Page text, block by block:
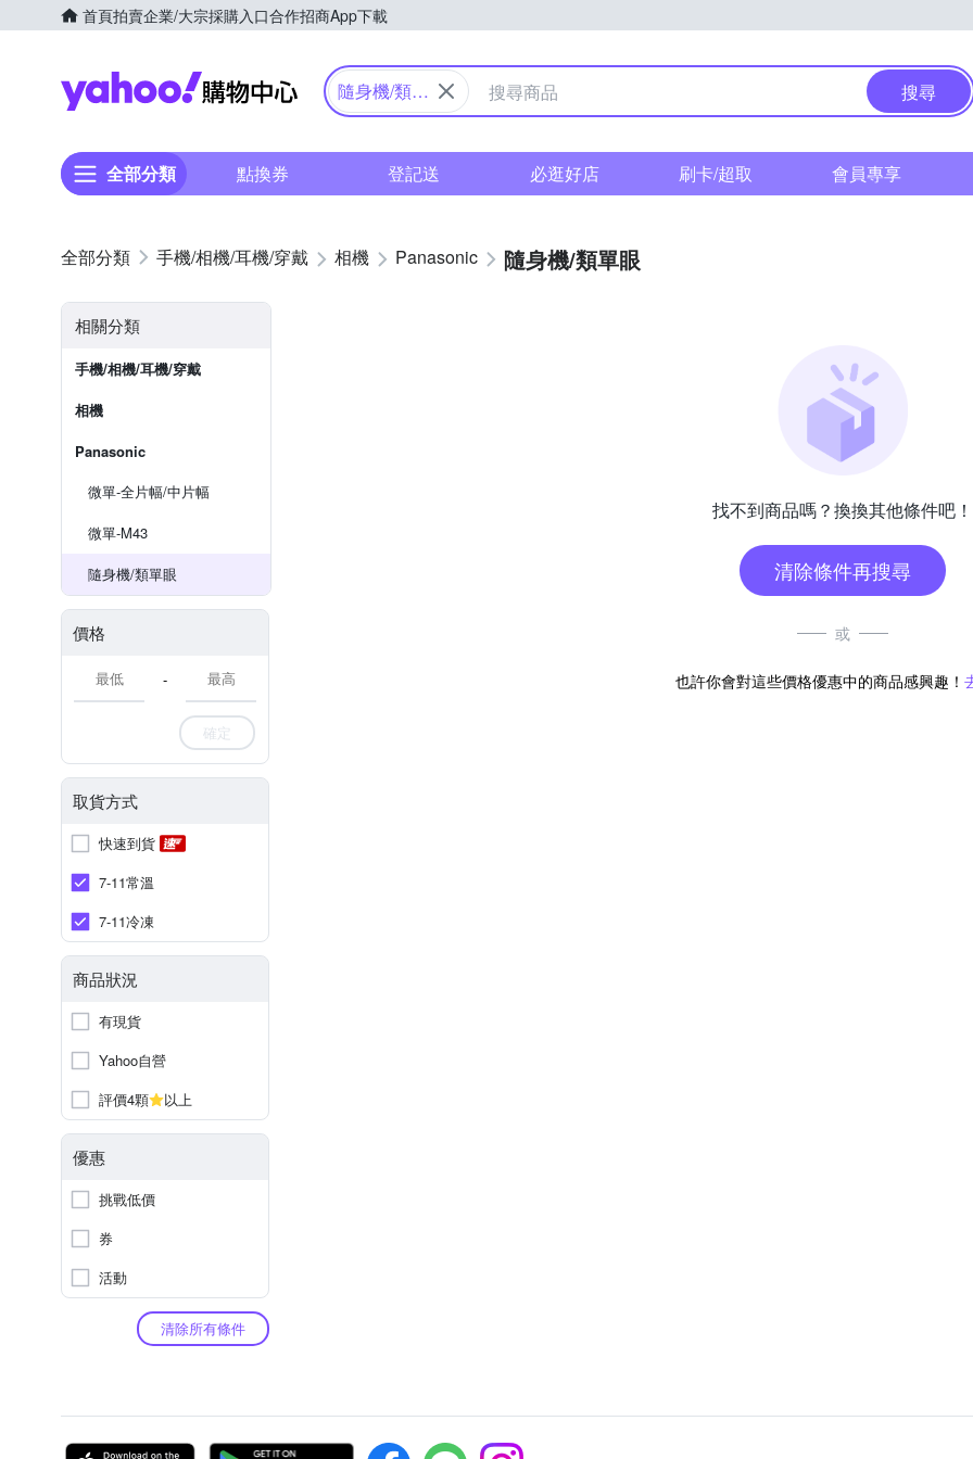
首頁拍賣企業/大宗採購入口合作招商App下載
Yahoo購物中心
隨身機/類單
搜尋
全部分類 點換券 登記送 必逛好店 刷卡/超取 會員專享
手機/相機/耳機/穿戴 相機 Panasonic 隨身機/類單眼
相關分類
手機/相機/耳機/穿戴
相機
Panasonic
微單-全片幅/中片幅
微單-M43
隨身機/類單眼
價格
-
確定
取貨方式
快速到貨
7-11常溫
7-11冷凍
商品狀況
有現貨
Yahoo自營
評價4顆
以上
優惠
挑戰低價
券
活動
清除所有條件
找不到商品嗎？換換其他條件吧！
清除條件再搜尋
或
也許你會對這些價格優惠中的商品感興趣！